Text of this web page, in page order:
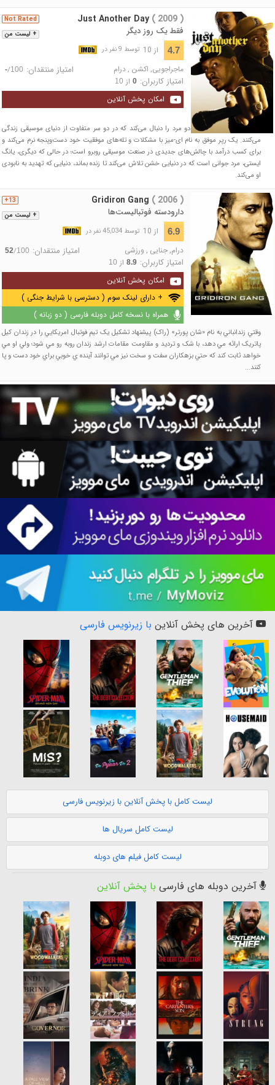
+ لیست من
Not Rated Just Another Day ( 2009 )
فقط یک روز دیگر
4.7 از 10 توسط 9 نفر در
ماجراجویی, اکشن , درام امتیاز منتقدان: -/100
امتیاز کاربران: 0از 10
امکان پخش آنلاین
داستان یک روز از زندگی دو مرد را دنبال می‌کند که در دو سر متفاوت از دنیای موسیقی زندگی
می‌کنند. یک رپر موفق به نام ای-میز با مشکلات و تله‌های موفقیت خود دست‌وپنجه نرم می‌کند و
برای کسب درآمد با چالش‌های جدیدی در صنعت موسیقی روبرو است؛ در حالی که دیگری، یانگ
ایستی، مرد جوانی است که در دنیایی خشن تلاش می‌کند تا زنده بماند، دنیایی که تهدید به نابودی
او می‌کند.
+ لیست من
13+ Gridiron Gang ( 2006 )
دارودسته فوتبالیست‌ها
6.9 از 10 توسط 45,034 نفر در
درام,جنایی , ورزشی امتیاز منتقدان: 52/100
امتیاز کاربران: 8.9از 10
امکان پخش آنلاین
+ دارای لینک سوم ( دسترسی با شرایط جنگی )
همراه با نسخه کامل دوبله فارسی ( دو زبانه )
وقتي زندانباني به نام «شان پورتر» (راک) پيشنهاد تشکيل يک تيم فوتبال امريکايي را در زندان کيل
پاتريک ارائه مي دهد، با شک و ترديد و مقاومت مقامات ارشد زندان روبه رو مي شود؛ ولي او مي
خواهد ثابت کند که حتي بزهکاران سفت و سخت نيز مي توانند آينده ي خوبي براي خود دست و پا
کنند...
آخرین های پخش آنلاین با زیرنویس فارسی
لیست کامل با پخش آنلاین با زیرنویس فارسی
لیست کامل سریال ها
لیست کامل فیلم های دوبله
آخرین دوبله های فارسی با پخش آنلاین